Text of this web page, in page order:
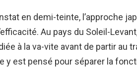
en demi-teinte, l’approche
Au pays du Soleil-
à la va-vite avant de partir au
y est pensé pour séparer la